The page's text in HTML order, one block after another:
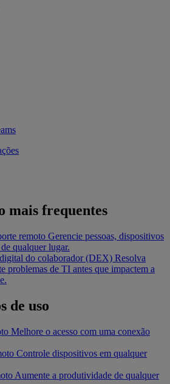
mais frequentes
remoto Gerencie pessoas, dispositivos
qualquer lugar.
do colaborador (DEX) Resolva
problemas de TI antes que impactem a
de uso
Melhore o acesso com uma conexão
Controle dispositivos em qualquer
Aumente a produtividade de qualquer